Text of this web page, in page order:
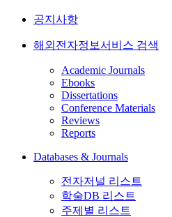
공지사항
해외전자정보서비스 검색
Academic Journals
Ebooks
Dissertations
Conference Materials
Reviews
Reports
Databases & Journals
전자저널 리스트
학술DB 리스트
주제별 리스트